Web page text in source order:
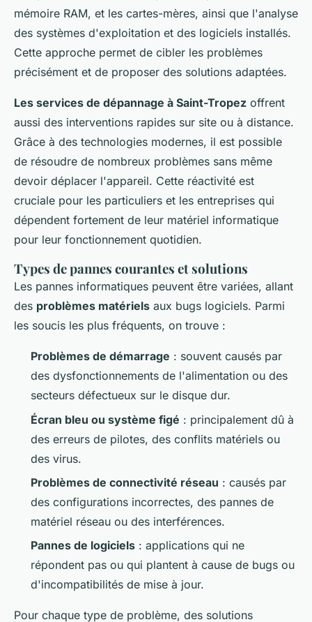
mémoire RAM, et les cartes-mères, ainsi que l'analyse
des systèmes d'exploitation et des logiciels installés.
Cette approche permet de cibler les problèmes
précisément et de proposer des solutions adaptées.
Les services de dépannage à Saint-Tropez offrent
aussi des interventions rapides sur site ou à distance.
Grâce à des technologies modernes, il est possible
de résoudre de nombreux problèmes sans même
devoir déplacer l'appareil. Cette réactivité est
cruciale pour les particuliers et les entreprises qui
dépendent fortement de leur matériel informatique
pour leur fonctionnement quotidien.
Types de pannes courantes et solutions
Les pannes informatiques peuvent être variées, allant
des problèmes matériels aux bugs logiciels. Parmi
les soucis les plus fréquents, on trouve :
Problèmes de démarrage : souvent causés par
des dysfonctionnements de l'alimentation ou des
secteurs défectueux sur le disque dur.
Écran bleu ou système figé : principalement dû à
des erreurs de pilotes, des conflits matériels ou
des virus.
Problèmes de connectivité réseau : causés par
des configurations incorrectes, des pannes de
matériel réseau ou des interférences.
Pannes de logiciels : applications qui ne
répondent pas ou qui plantent à cause de bugs ou
d'incompatibilités de mise à jour.
Pour chaque type de problème, des solutions